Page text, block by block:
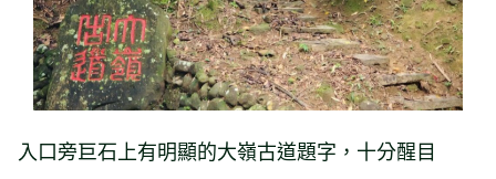
入口旁巨石上有明顯的大嶺古道題字，十分醒目